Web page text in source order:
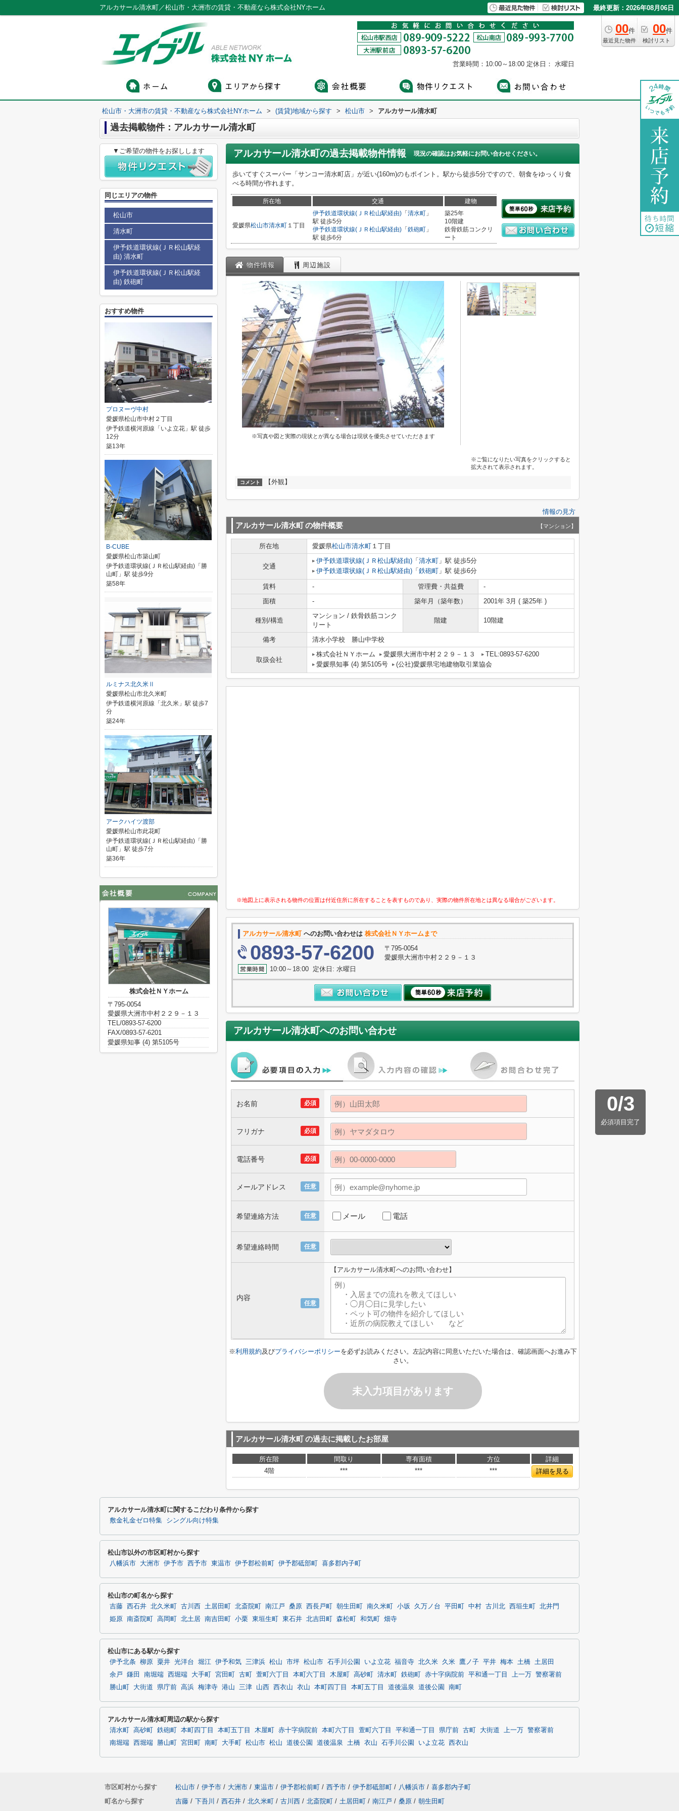
アルカサール清水町／松山市・大洲市の賃貸・不動産なら株式会社NYホーム 最終更新：2026年08月06日
00件
最近見た物件
00件
検討リスト
営業時間：10:00～18:00 定休日： 水曜日
松山市・大洲市の賃貸・不動産なら株式会社NYホーム > (賃貸)地域から探す > 松山市 > アルカサール清水町
過去掲載物件：アルカサール清水町
アルカサール清水町の過去掲載物件情報 現況の確認はお気軽にお問い合わせください。
歩いてすぐスーパー「サンコー清水町店」が近い(160m)のもポイント。駅から徒歩5分ですので、朝食をゆっくり食
べる時間が作れます。
所在地 交通 建物
愛媛県松山市清水町 １丁目
伊予鉄道環状線(ＪＲ松山駅経由) 「 清水町 」
駅 徒歩5分
伊予鉄道環状線(ＪＲ松山駅経由) 「 鉄砲町 」
駅 徒歩6分
築25年
10階建
鉄骨鉄筋コンクリ
ート
物件情報 周辺施設
※写真や図と実際の現状とが異なる場合は現状を優先させていただきます
※ご覧になりたい写真をクリックすると
拡大されて表示されます。
コメント 【外観】
情報の見方
アルカサール清水町の物件概要 【マンション】
所在地 愛媛県松山市清水町 １丁目
交通
伊予鉄道環状線(ＪＲ松山駅経由) 「 清水町 」駅 徒歩5分
伊予鉄道環状線(ＪＲ松山駅経由) 「 鉄砲町 」駅 徒歩6分
賃料 - 管理費・共益費
-
面積
- 築年月（築年数） 2001年 3月 ( 築25年 )
種別/構造
マンション / 鉄骨鉄筋コンク
リート
階建 10階建
備考 清水小学校 勝山中学校
取扱会社
株式会社ＮＹホーム 愛媛県大洲市中村２２９－１３
TEL:0893-57-6200
愛媛県知事 (4) 第5105号
(公社)愛媛県宅地建物取引業協会
※地図上に表示される物件の位置は付近住所に所在することを表すものであり、実際の物件所在地とは異なる場合がございます。
アルカサール清水町へのお問い合わせは 株式会社ＮＹホームまで
0893-57-6200
〒795-0054
愛媛県大洲市中村２２９－１３
10:00～18:00 定休日: 水曜日
アルカサール清水町へのお問い合わせ
0/3
必須項目完了
必須
お名前
必須
フリガナ
必須
電話番号
任意
メールアドレス
任意
希望連絡方法 メール 電話
任意
希望連絡時間
任意
内容
【アルカサール清水町へのお問い合わせ】
※利用規約及びプライバシーポリシーを必ずお読みください。左記内容に同意いただいた場合は、確認画面へお進み下
さい。
未入力項目があります
アルカサール清水町の過去に掲載したお部屋
所在階 間取り 専有面積 方位
詳細
4階
*** *** *** 詳細を見る
▼ご希望の物件をお探しします
同じエリアの物件
松山市
清水町
伊予鉄道環状線(ＪＲ松山駅経
由) 清水町
伊予鉄道環状線(ＪＲ松山駅経
由) 鉄砲町
おすすめ物件
プロヌーヴ中村
愛媛県松山市中村２丁目
伊予鉄道横河原線「いよ立花」駅 徒歩
12分
築13年
B-CUBE
愛媛県松山市築山町
伊予鉄道環状線(ＪＲ松山駅経由)「勝
山町」駅 徒歩9分
築58年
ルミナス北久米Ⅱ
愛媛県松山市北久米町
伊予鉄道横河原線「北久米」駅 徒歩7
分
築24年
アークハイツ渡部
愛媛県松山市此花町
伊予鉄道環状線(ＪＲ松山駅経由)「勝
山町」駅 徒歩7分
築36年
株式会社ＮＹホーム
〒795-0054
愛媛県大洲市中村２２９－１３
TEL/0893-57-6200
FAX/0893-57-6201
愛媛県知事 (4) 第5105号
アルカサール清水町に関するこだわり条件から探す
敷金礼金ゼロ特集 シングル向け特集
松山市以外の市区町村から探す
八幡浜市 大洲市 伊予市 西予市 東温市 伊予郡松前町 伊予郡砥部町 喜多郡内子町
松山市の町名から探す
吉藤 西石井 北久米町 古川西 土居田町 北斎院町 南江戸 桑原 西長戸町 朝生田町 南久米町 小坂 久万ノ台 平田町 中村 古川北 西垣生町
北井門
姫原
南斎院町 高岡町 北土居 南吉田町 小栗 東垣生町 東石井 北吉田町 森松町 和気町 畑寺
松山市にある駅から探す
伊予北条 柳原 粟井 光洋台 堀江 伊予和気 三津浜 松山 市坪 松山市 石手川公園 いよ立花 福音寺 北久米 久米 鷹ノ子 平井 梅本 土橋 土居田
余戸
鎌田 南堀端 西堀端 大手町 宮田町 古町 萱町六丁目 本町六丁目 木屋町 高砂町 清水町 鉄砲町 赤十字病院前 平和通一丁目 上一万
警察署前
勝山町
大街道 県庁前 高浜 梅津寺 港山 三津 山西 西衣山 衣山 本町四丁目 本町五丁目 道後温泉 道後公園 南町
アルカサール清水町周辺の駅から探す
清水町 高砂町 鉄砲町 本町四丁目 本町五丁目 木屋町 赤十字病院前 本町六丁目 萱町六丁目 平和通一丁目 県庁前 古町 大街道 上一万
警察署前
南堀端
西堀端 勝山町 宮田町 南町 大手町 松山市 松山 道後公園 道後温泉 土橋 衣山 石手川公園 いよ立花 西衣山
市区町村から探す 松山市 / 伊予市 / 大洲市 / 東温市 / 伊予郡松前町 / 西予市 / 伊予郡砥部町 / 八幡浜市 / 喜多郡内子町
町名から探す
吉藤 / 下吾川 / 西石井 / 北久米町 / 古川西 / 北斎院町 / 土居田町 / 南江戸 / 桑原 / 朝生田町